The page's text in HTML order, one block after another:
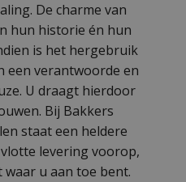
De charme van
hun historie én hun
is het hergebruik
een verantwoorde en
U draagt hierdoor
Bij Bakkers
staat een heldere
levering voorop,
waar u aan toe bent.